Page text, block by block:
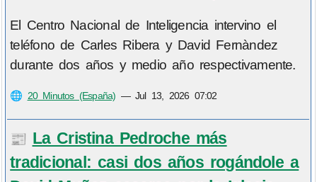
El Centro Nacional de Inteligencia intervino el
teléfono de Carles Ribera y David Fernàndez
durante dos años y medio año respectivamente.
🌐 20 Minutos (España) —Jul 13, 2026 07:02
📰 La Cristina Pedroche más
tradicional: casi dos años rogándole a